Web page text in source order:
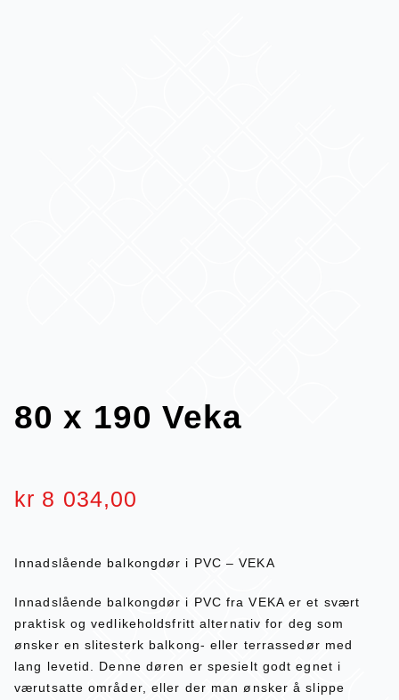
80 x 190 Veka
kr 8 034,00
Innadslående balkongdør i PVC – VEKA
Innadslående balkongdør i PVC fra VEKA er et svært
praktisk og vedlikeholdsfritt alternativ for deg som
ønsker en slitesterk balkong- eller terrassedør med
lang levetid. Denne døren er spesielt godt egnet i
værutsatte områder, eller der man ønsker å slippe